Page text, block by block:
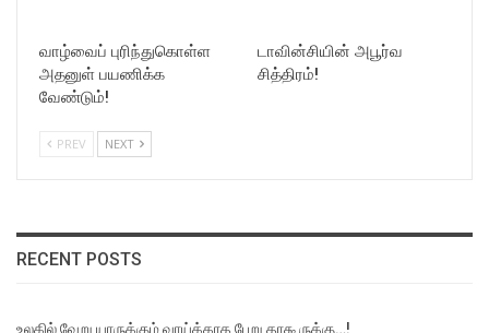
வாழ்வைப் புரிந்துகொள்ள
அதனுள் பயணிக்க
வேண்டும்!
டாவின்சியின் அபூர்வ
சித்திரம்!
PREV NEXT
RECENT POSTS
உலகில் வேறு யாருக்கும் வாய்க்காத பேறு தாகூருக்கு…!